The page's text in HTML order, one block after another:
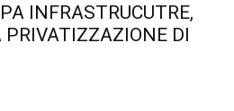
INFRASTRUCUTRE,
DI